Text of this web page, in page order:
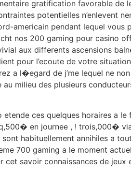
gratification favorable de
potentielles n’enlevent
americain pendant lequel vous
nos 200 gaming pour casino
aux differents ascensions
pour l’ecoute de votre
a l�egard de j’me lequel ne
milieu des plusieurs
ces quelques horaires a le
en journee , ! trois,000�
habituellement annihiles a tout
700 gaming a le moment
savoir connaissances de jeux